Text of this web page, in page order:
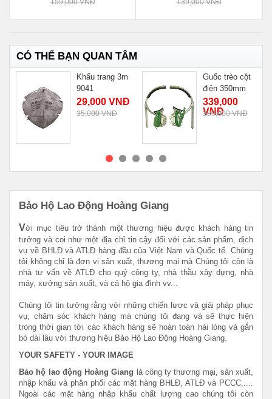
CÓ THỂ BẠN QUAN TÂM
Khẩu trang 3m
9041
29,000 VNĐ
35,000 VNĐ
Guốc trèo cột
điện 350mm
339,000
VNĐ
389,000 VNĐ
Bảo Hộ Lao Động Hoàng Giang
Với mục tiêu trở thành một thương hiệu được khách hàng tin
tưởng và coi như một địa chỉ tin cậy đối với các sản phẩm, dịch
vụ về BHLĐ và ATLĐ hàng đầu của Việt Nam và Quốc tế. Chúng
tôi không chỉ là đơn vị sản xuất, thương mại mà Chúng tôi còn là
nhà tư vấn về ATLĐ cho quý công ty, nhà thầu xây dựng, nhà
máy, xưởng sản xuất, và cả hộ gia đình vv...
Chúng tôi tin tưởng rằng với những chiến lược và giải pháp phục
vụ, chăm sóc khách hàng mà chúng tôi đang và sẽ thực hiện
trong thời gian tới các khách hàng sẽ hoàn toàn hài lòng và gắn
bó dài lâu với thương hiệu Bảo Hộ Lao Động Hoàng Giang.
YOUR SAFETY - YOUR IMAGE
Bảo hộ lao động Hoàng Giang là công ty thương mại, sản xuất,
nhập khẩu và phân phối các mặt hàng BHLĐ, ATLĐ và PCCC,....
Ngoài các mặt hàng nhập khẩu chất lượng cao chúng tôi còn